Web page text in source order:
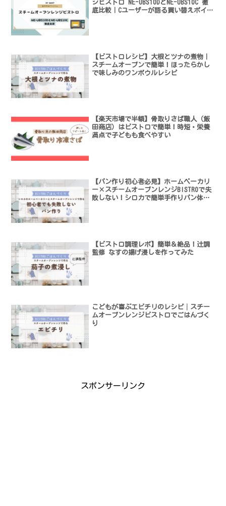
ジビストロ NE-UBS10DとNE-UBS10C 徹
底比較｜Cユーザーが語る買い替えポイン
【ビストロレシピ】大根とツナの煮物｜
スチームオーブンで簡単！ほったらかし
で味しみのワンボウルレシピ
【楽天市場で半額】骨取りさば職人（飯
田商店）はビストロで簡単！時短・栄養
満点で子どもも食べやすい
【パン作り初心者必見】ホームベーカリ
ー×スチームオーブンレンジBISTROで失
敗しない！シロカで簡単手作りパン体験
【ビストロ調理レポ】簡単＆絶品！辻調
監修 なすの揚げ浸しを作ってみた
こどもが喜ぶエビチリのレシピ│スチー
ムオーブンレンジビストロでごはんづく
り
スポンサーリンク